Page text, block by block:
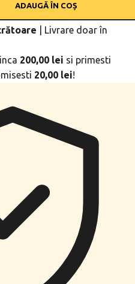
ADAUGĂ ÎN COȘ
Livrare doar în
200,00 lei si primesti
20,00 lei!